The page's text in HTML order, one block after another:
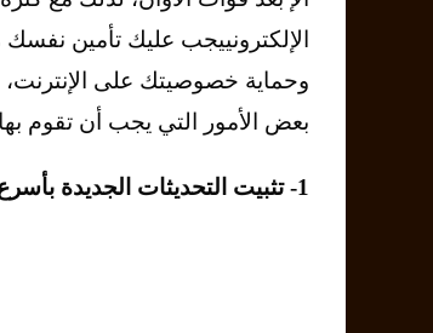
الإلكترونييجب عليك تأمين
وحماية خصوصيتك على
بعض الأمور التي يجب أن تقوم
1- تثبيت التحديثات الجديدة بأسرع ما يمكن